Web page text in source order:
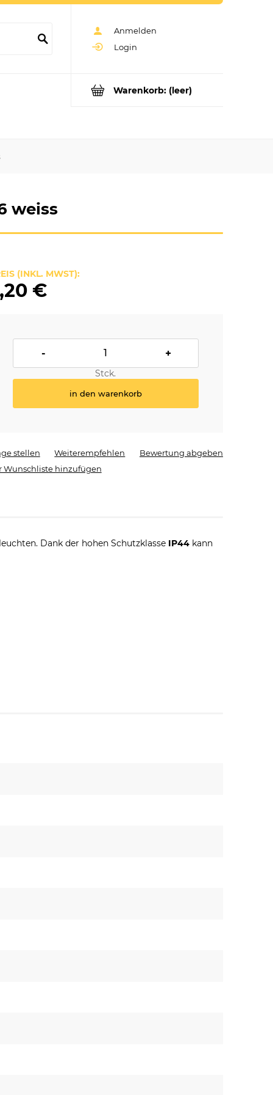
Anmelden
Login
Warenkorb: (leer)
weiss
(INKL. MWST):
€
- +
Stck.
in den warenkorb
stellen Weiterempfehlen
Bewertung abgeben
Wunschliste hinzufügen
Dank der hohen Schutzklasse IP44 kann